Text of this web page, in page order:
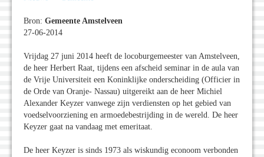
Bron: Gemeente Amstelveen
27-06-2014
Vrijdag 27 juni 2014 heeft de locoburgemeester van Amstelveen,
de heer Herbert Raat, tijdens een afscheid seminar in de aula van
de Vrije Universiteit een Koninklijke onderscheiding (Officier in
de Orde van Oranje- Nassau) uitgereikt aan de heer Michiel
Alexander Keyzer vanwege zijn verdiensten op het gebied van
voedselvoorziening en armoedebestrijding in de wereld. De heer
Keyzer gaat na vandaag met emeritaat.
De heer Keyzer is sinds 1973 als wiskundig econoom verbonden